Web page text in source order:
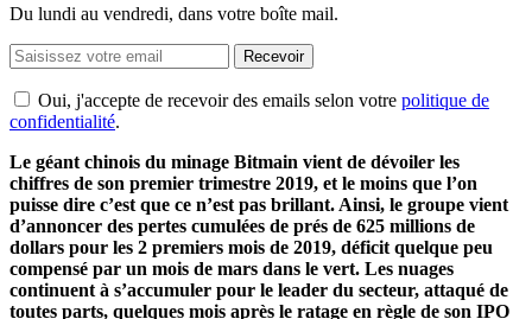
Du lundi au vendredi, dans votre boîte mail.
Recevoir
Oui, j'accepte de recevoir des emails selon votre politique de
confidentialité.
Le géant chinois du minage Bitmain vient de dévoiler les
chiffres de son premier trimestre 2019, et le moins que l’on
puisse dire c’est que ce n’est pas brillant. Ainsi, le groupe vient
d’annoncer des pertes cumulées de prés de 625 millions de
dollars pour les 2 premiers mois de 2019, déficit quelque peu
compensé par un mois de mars dans le vert. Les nuages
continuent à s’accumuler pour le leader du secteur, attaqué de
toutes parts, quelques mois après le ratage en règle de son IPO